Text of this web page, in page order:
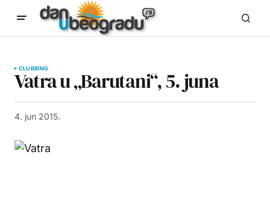
CLUBBING
Vatra u „Barutani“, 5. juna
4. jun 2015.